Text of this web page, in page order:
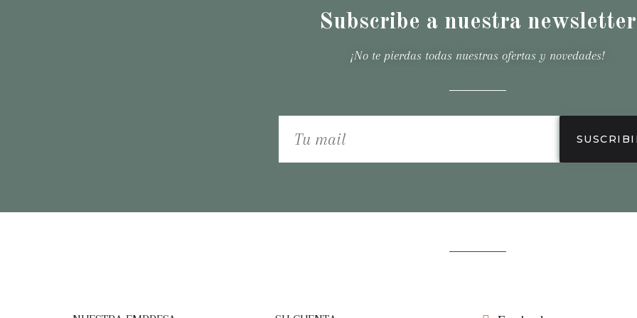
Subscribe a nuestra newsletter
¡No te pierdas todas nuestras ofertas y novedades!